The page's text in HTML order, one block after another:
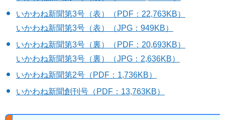
いかわね新聞第3号（表）（PDF：22,763KB）
いかわね新聞第3号（表）（JPG：949KB）
いかわね新聞第3号（裏）（PDF：20,693KB）
いかわね新聞第3号（裏）（JPG：2,636KB）
いかわね新聞第2号（PDF：1,736KB）
いかわね新聞創刊号（PDF：13,763KB）